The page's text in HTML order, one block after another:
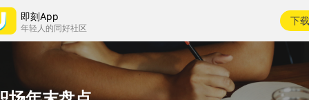
即刻App
年轻人的同好社区
下载